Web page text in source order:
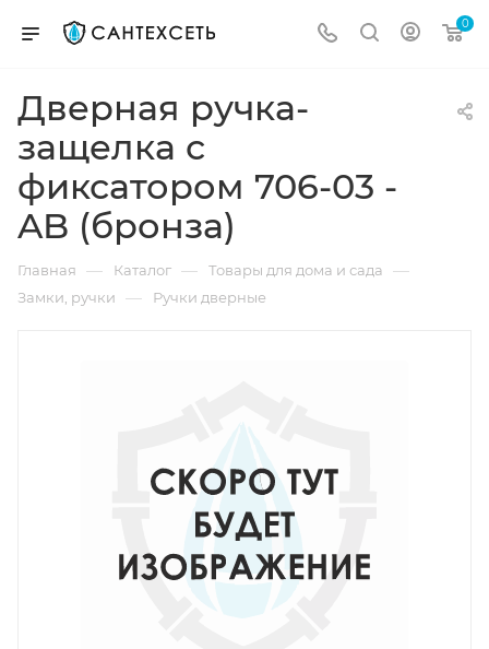
0
Дверная ручка-
защелка с
фиксатором 706-03 -
AB (бронза)
Главная — Каталог — Товары для дома и сада —
Замки, ручки — Ручки дверные